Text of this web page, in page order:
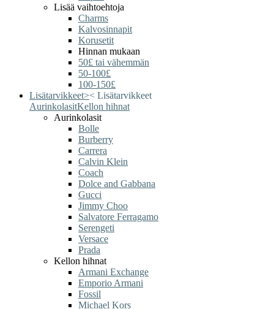
Lisää vaihtoehtoja
Charms
Kalvosinnapit
Korusetit
Hinnan mukaan
50£ tai vähemmän
50-100£
100-150£
Lisätarvikkeet>< Lisätarvikkeet
AurinkolasitKellon hihnat
Aurinkolasit
Bolle
Burberry
Carrera
Calvin Klein
Coach
Dolce and Gabbana
Gucci
Jimmy Choo
Salvatore Ferragamo
Serengeti
Versace
Prada
Kellon hihnat
Armani Exchange
Emporio Armani
Fossil
Michael Kors